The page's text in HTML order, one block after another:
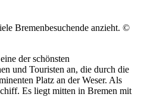
Bremenbesuchende anzieht. ©
der schönsten
und Touristen an, die durch die
Platz an der Weser. Als
Es liegt mitten in Bremen mit